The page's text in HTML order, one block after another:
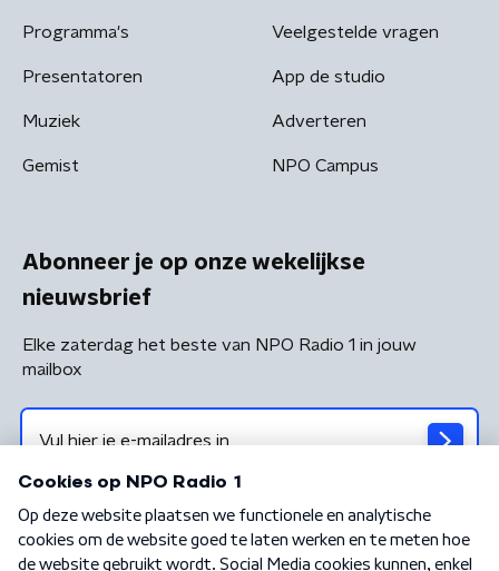
Programma's
Presentatoren
Muziek
Gemist
Veelgestelde vragen
App de studio
Adverteren
NPO Campus
Abonneer je op onze wekelijkse
nieuwsbrief
Elke zaterdag het beste van NPO Radio 1 in jouw
mailbox